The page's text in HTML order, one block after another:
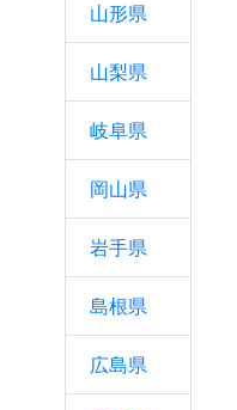
山形県
山梨県
岐阜県
岡山県
岩手県
島根県
広島県